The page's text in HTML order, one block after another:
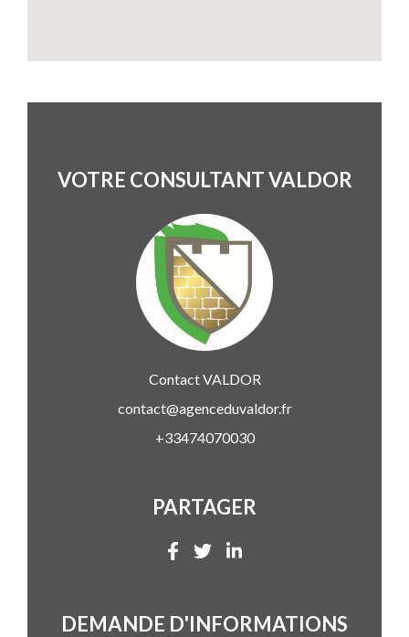
VOTRE CONSULTANT VALDOR
ContactVALDOR
contact@agenceduvaldor.fr
+33474070030
PARTAGER
DEMANDE D'INFORMATIONS